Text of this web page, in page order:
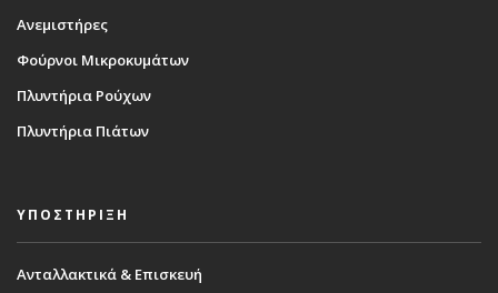
Ανεμιστήρες
Φούρνοι Μικροκυμάτων
Πλυντήρια Ρούχων
Πλυντήρια Πιάτων
ΥΠΟΣΤΗΡΙΞΗ
Ανταλλακτικά & Επισκευή